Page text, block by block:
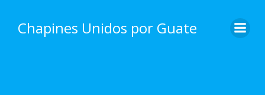
content
Chapines Unidos por Guate